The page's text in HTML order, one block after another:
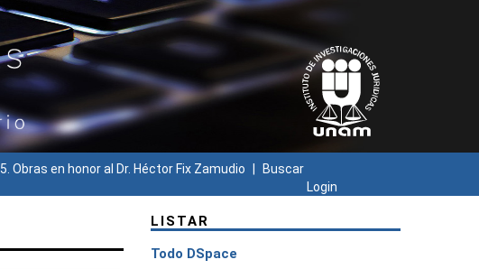
5. Obras en honor al Dr. Héctor Fix Zamudio
Buscar
Login
LISTAR
Todo DSpace